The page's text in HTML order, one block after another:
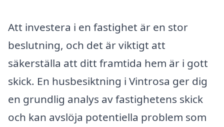
Att investera i en fastighet är en stor
beslutning, och det är viktigt att
säkerställa att ditt framtida hem är i gott
skick. En husbesiktning i Vintrosa ger dig
en grundlig analys av fastighetens skick
och kan avslöja potentiella problem som